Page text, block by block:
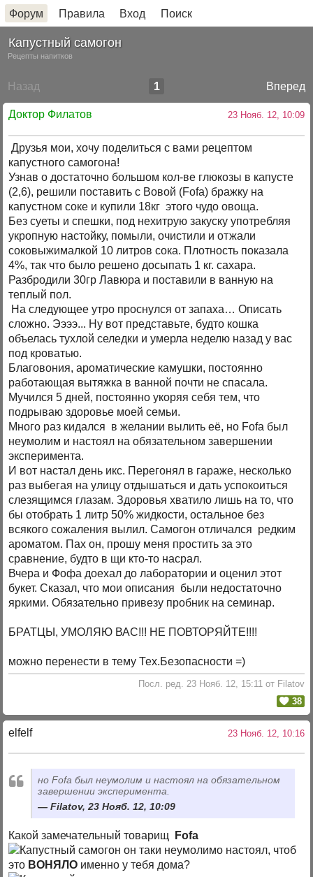
Форум Правила Вход Поиск
Капустный самогон
Рецепты напитков
Назад Вперед
1
Доктор Филатов 23 Нояб. 12, 10:09
Друзья мои, хочу поделиться с вами рецептом
капустного самогона!
Узнав о достаточно большом кол-ве глюкозы в капусте
(2,6), решили поставить с Вовой (Fofa) бражку на
капустном соке и купили 18кг этого чудо овоща.
Без суеты и спешки, под нехитрую закуску употребляя
укропную настойку, помыли, очистили и отжали
соковыжималкой 10 литров сока. Плотность показала
4%, так что было решено досыпать 1 кг. сахара.
Разбродили 30гр Лавюра и поставили в ванную на
теплый пол.
На следующее утро проснулся от запаха… Описать
сложно. Ээээ... Ну вот представьте, будто кошка
объелась тухлой селедки и умерла неделю назад у вас
под кроватью.
Благовония, ароматические камушки, постоянно
работающая вытяжка в ванной почти не спасала.
Мучился 5 дней, постоянно укоряя себя тем, что
подрываю здоровье моей семьи.
Много раз кидался в желании вылить её, но Fofa был
неумолим и настоял на обязательном завершении
эксперимента.
И вот настал день икс. Перегонял в гараже, несколько
раз выбегая на улицу отдышаться и дать успокоиться
слезящимся глазам. Здоровья хватило лишь на то, что
бы отобрать 1 литр 50% жидкости, остальное без
всякого сожаления вылил. Самогон отличался редким
ароматом. Пах он, прошу меня простить за это
сравнение, будто в щи кто-то насрал.
Вчера и Фофа доехал до лаборатории и оценил этот
букет. Сказал, что мои описания были недостаточно
яркими. Обязательно привезу пробник на семинар.
БРАТЦЫ, УМОЛЯЮ ВАС!!! НЕ ПОВТОРЯЙТЕ!!!!
можно перенести в тему Тех.Безопасности =)
Посл. ред. 23 Нояб. 12, 15:11 от Filatov
38
elfelf 23 Нояб. 12, 10:16
но Fofa был неумолим и настоял на обязательном
завершении эксперимента.
Filatov, 23 Нояб. 12, 10:09
Какой замечательный товарищ
Fofa
он таки неумолимо настоял, чтоб
это ВОНЯЛО именно у тебя дома?